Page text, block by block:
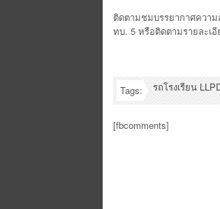
ติดตามชมบรรยากาศความ
ทบ. 5 หรือติดตามรายละเอี
Tags: รถโรงเรียน
[fbcomments]